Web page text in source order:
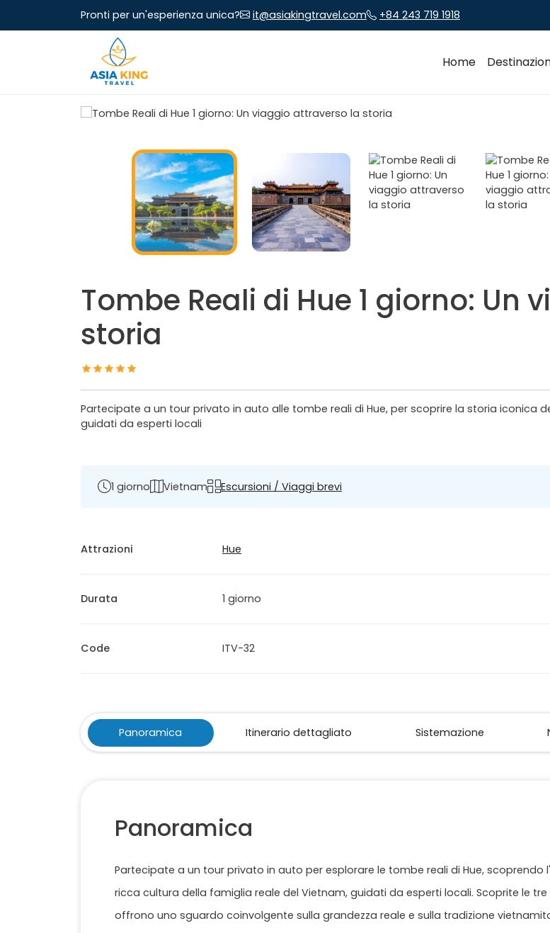
Pronti per un'esperienza unica? it@asiakingtravel.com +84 243 719 1918
Home
Tombe Reali di Hue 1 giorno: Un
storia
Partecipate a un tour privato in auto alle tombe reali di Hue, per scoprire la storia iconica
guidati da esperti locali
1 giorno Vietnam Escursioni / Viaggi brevi
Attrazioni Hue
Durata 1 giorno
Code ITV-32
Panoramica Itinerario dettagliato Sistemazione
Panoramica
Partecipate a un tour privato in auto per esplorare le tombe reali di Hue,
ricca cultura della famiglia reale del Vietnam, guidati da esperti locali. Scoprite le
offrono uno sguardo coinvolgente sulla grandezza reale e sulla tradizione